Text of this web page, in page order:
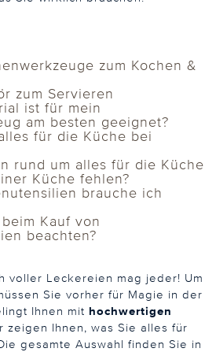
zum Kochen &
zum Servieren
ist für mein
am besten geeignet?
für die Küche bei
rund um alles für die Küche
Küche fehlen?
brauche ich
Kauf von
beachten?
voller Leckereien mag jeder! Um
Sie vorher für Magie in der
Ihnen mit hochwertigen
zeigen Ihnen, was Sie alles für
gesamte Auswahl finden Sie in